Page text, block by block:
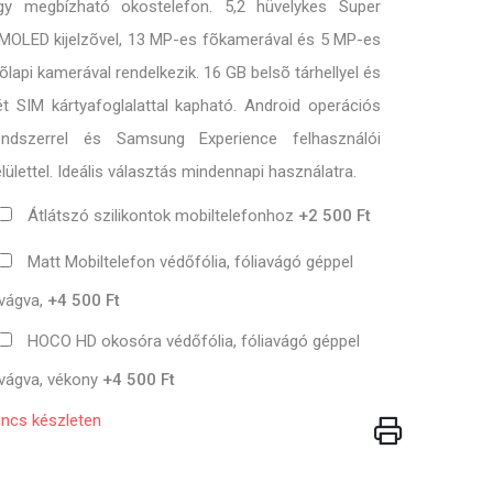
megbízható okostelefon. 5,2 hüvelykes Super
kijelzõvel, 13 MP-es fõkamerával és 5 MP-es
kamerával rendelkezik. 16 GB belsõ tárhellyel és
SIM kártyafoglalattal kapható. Android operációs
és Samsung Experience felhasználói
Ideális választás mindennapi használatra.
Átlátszó szilikontok mobiltelefonhoz +2 500 Ft
Matt Mobiltelefon védőfólia, fóliavágó géppel
+4 500 Ft
HOCO HD okosóra védőfólia, fóliavágó géppel
vékony +4 500 Ft
készleten